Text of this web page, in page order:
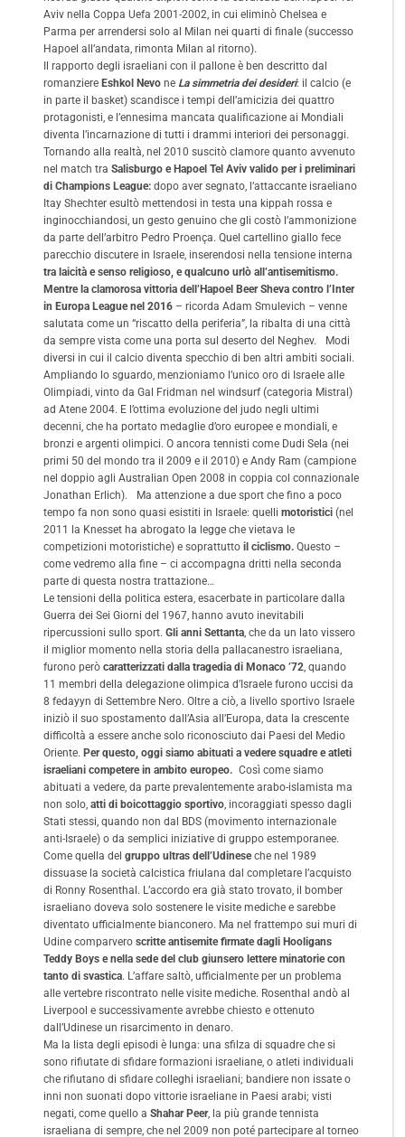
Aviv nella Coppa Uefa 2001-2002, in cui eliminò Chelsea e
Parma per arrendersi solo al Milan nei quarti di finale (successo
Hapoel all’andata, rimonta Milan al ritorno).
Il rapporto degli israeliani con il pallone è ben descritto dal
romanziere Eshkol Nevo ne La simmetria dei desideri: il calcio (e
in parte il basket) scandisce i tempi dell’amicizia dei quattro
protagonisti, e l’ennesima mancata qualificazione ai Mondiali
diventa l’incarnazione di tutti i drammi interiori dei personaggi.
Tornando alla realtà, nel 2010 suscitò clamore quanto avvenuto
nel match tra Salisburgo e Hapoel Tel Aviv valido per i preliminari
di Champions League: dopo aver segnato, l’attaccante israeliano
Itay Shechter esultò mettendosi in testa una kippah rossa e
inginocchiandosi, un gesto genuino che gli costò l’ammonizione
da parte dell’arbitro Pedro Proença. Quel cartellino giallo fece
parecchio discutere in Israele, inserendosi nella tensione interna
tra laicità e senso religioso, e qualcuno urlò all’antisemitismo.
Mentre la clamorosa vittoria dell’Hapoel Beer Sheva contro l’Inter
in Europa League nel 2016 – ricorda Adam Smulevich – venne
salutata come un “riscatto della periferia”, la ribalta di una città
da sempre vista come una porta sul deserto del Neghev. Modi
diversi in cui il calcio diventa specchio di ben altri ambiti sociali.
Ampliando lo sguardo, menzioniamo l’unico oro di Israele alle
Olimpiadi, vinto da Gal Fridman nel windsurf (categoria Mistral)
ad Atene 2004. E l’ottima evoluzione del judo negli ultimi
decenni, che ha portato medaglie d’oro europee e mondiali, e
bronzi e argenti olimpici. O ancora tennisti come Dudi Sela (nei
primi 50 del mondo tra il 2009 e il 2010) e Andy Ram (campione
nel doppio agli Australian Open 2008 in coppia col connazionale
Jonathan Erlich). Ma attenzione a due sport che fino a poco
tempo fa non sono quasi esistiti in Israele: quelli motoristici (nel
2011 la Knesset ha abrogato la legge che vietava le
competizioni motoristiche) e soprattutto il ciclismo. Questo –
come vedremo alla fine – ci accompagna dritti nella seconda
parte di questa nostra trattazione…
Le tensioni della politica estera, esacerbate in particolare dalla
Guerra dei Sei Giorni del 1967, hanno avuto inevitabili
ripercussioni sullo sport. Gli anni Settanta , che da un lato vissero
il miglior momento nella storia della pallacanestro israeliana,
furono però caratterizzati dalla tragedia di Monaco ’72 , quando
11 membri della delegazione olimpica d’Israele furono uccisi da
8 fedayyn di Settembre Nero. Oltre a ciò, a livello sportivo Israele
iniziò il suo spostamento dall’Asia all’Europa, data la crescente
difficoltà a essere anche solo riconosciuto dai Paesi del Medio
Oriente. Per questo, oggi siamo abituati a vedere squadre e atleti
israeliani competere in ambito europeo. Così come siamo
abituati a vedere, da parte prevalentemente arabo-islamista ma
non solo, atti di boicottaggio sportivo , incoraggiati spesso dagli
Stati stessi, quando non dal BDS (movimento internazionale
anti-Israele) o da semplici iniziative di gruppo estemporanee.
Come quella del gruppo ultras dell’Udineseche nel 1989
dissuase la società calcistica friulana dal completare l’acquisto
di Ronny Rosenthal. L’accordo era già stato trovato, il bomber
israeliano doveva solo sostenere le visite mediche e sarebbe
diventato ufficialmente bianconero. Ma nel frattempo sui muri di
Udine comparvero scritte antisemite firmate dagli Hooligans
Teddy Boys e nella sede del club giunsero lettere minatorie con
tanto di svastica. L’affare saltò, ufficialmente per un problema
alle vertebre riscontrato nelle visite mediche. Rosenthal andò al
Liverpool e successivamente avrebbe chiesto e ottenuto
dall’Udinese un risarcimento in denaro.
Ma la lista degli episodi è lunga: una sfilza di squadre che si
sono rifiutate di sfidare formazioni israeliane, o atleti individuali
che rifiutano di sfidare colleghi israeliani; bandiere non issate o
inni non suonati dopo vittorie israeliane in Paesi arabi; visti
negati, come quello a Shahar Peer, la più grande tennista
israeliana di sempre, che nel 2009 non poté partecipare al torneo